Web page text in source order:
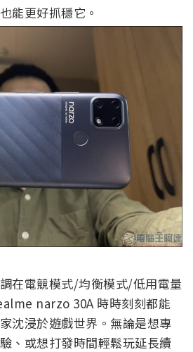
能更好抓穩它。
調在電競模式/均衡模式/低用電量
narzo 30A 時時刻刻都能
沈浸於遊戲世界。無論是想專
、或想打發時間輕鬆玩延長續